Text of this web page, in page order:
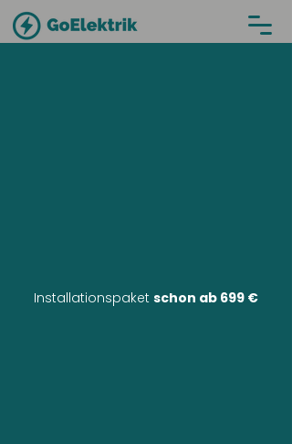
Installationspaket schon ab 699 €